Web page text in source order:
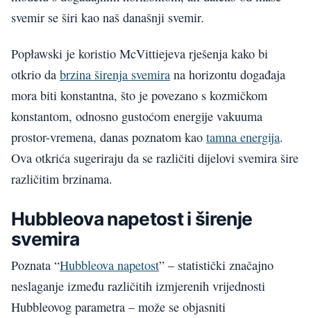
svemir se širi kao naš današnji svemir.
Popławski je koristio McVittiejeva rješenja kako bi
otkrio da brzina širenja svemira na horizontu događaja
mora biti konstantna, što je povezano s kozmičkom
konstantom, odnosno gustoćom energije vakuuma
prostor-vremena, danas poznatom kao tamna energija.
Ova otkrića sugeriraju da se različiti dijelovi svemira šire
različitim brzinama.
Hubbleova napetost i širenje
svemira
Poznata “Hubbleova napetost” – statistički značajno
neslaganje između različitih izmjerenih vrijednosti
Hubbleovog parametra – može se objasniti